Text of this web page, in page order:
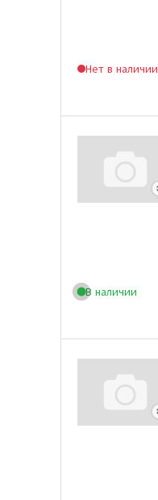
Нет в наличии
В наличии